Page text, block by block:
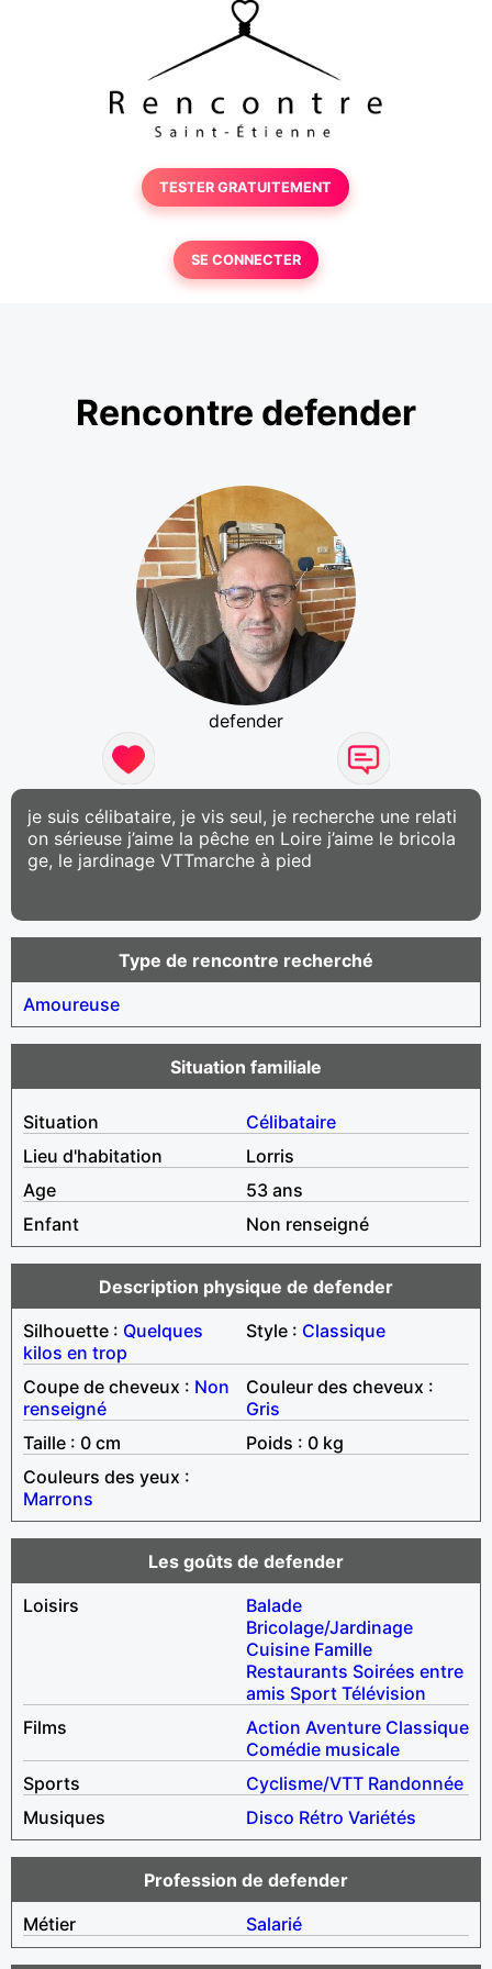
TESTER GRATUITEMENT
SE CONNECTER
Rencontre defender
defender
je suis célibataire, je vis seul, je recherche une relati
on sérieuse j’aime la pêche en Loire j’aime le bricola
ge, le jardinage VTTmarche à pied
Type de rencontre recherché
Amoureuse
Situation familiale
Situation
Célibataire
Lieu d'habitation
Lorris
Age
53 ans
Enfant
Non renseigné
Description physique de defender
Silhouette : Quelques
kilos en trop
Style : Classique
Coupe de cheveux : Non
renseigné
Couleur des cheveux :
Gris
Taille : 0 cm
Poids : 0 kg
Couleurs des yeux :
Marrons
Les goûts de defender
Loisirs
Balade
Bricolage/Jardinage
Cuisine Famille
Restaurants Soirées entre
amis Sport Télévision
Films
Action Aventure Classique
Comédie musicale
Sports
Cyclisme/VTT Randonnée
Musiques
Disco Rétro Variétés
Profession de defender
Métier
Salarié